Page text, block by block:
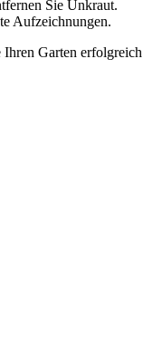
Sie Unkraut.
Aufzeichnungen.
Garten erfolgreich